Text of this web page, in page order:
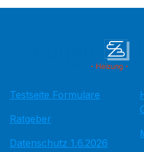
Testseite Formulare
Ratgeber
Datenschutz 1.6.2026